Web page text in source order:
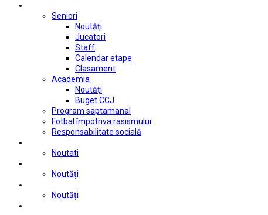
Seniori
Noutăți
Jucatori
Staff
Calendar etape
Clasament
Academia
Noutăți
Buget CCJ
Program saptamanal
Fotbal împotriva rasismului
Responsabilitate socială
Noutati
Noutăți
Noutăți